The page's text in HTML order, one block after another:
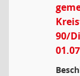
90/